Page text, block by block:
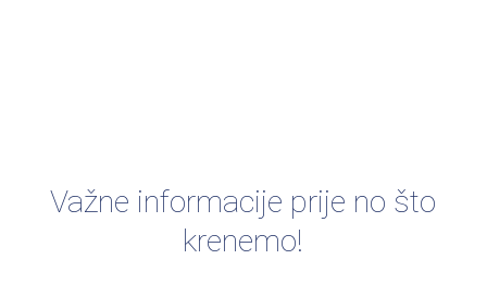
Važne informacije prije no što
krenemo!